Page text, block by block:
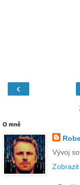
‹
O mně
Vývoj